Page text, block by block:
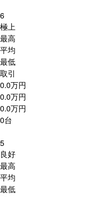
6
極上
最高
平均
最低
取引
0.0万円
0.0万円
0.0万円
0台
5
良好
最高
平均
最低